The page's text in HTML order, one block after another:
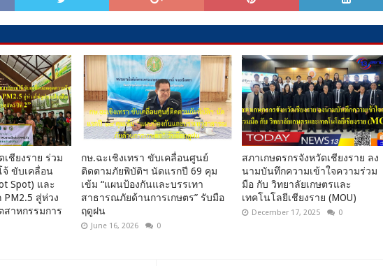
เชียงราย ร่วม
จ้ ขับเคลื่อน
Spot) และ
สู่ห่วง
าหกรรมการ
กษ.ฉะเชิงเทรา ขับเคลื่อนศูนย์
ติดตามภัยพิบัติฯ นัดแรกปี 69 คุม
เข้ม “แผนป้องกันและบรรเทา
สาธารณภัยด้านการเกษตร” รับมือ
ฤดูฝน
June 16, 2026 0
สภาเกษตรกรจังหวัดเชียงราย ลง
นามบันทึกความเข้าใจความร่วม
มือ กับ วิทยาลัยเกษตรและ
เทคโนโลยีเชียงราย (MOU)
December 17, 2025 0